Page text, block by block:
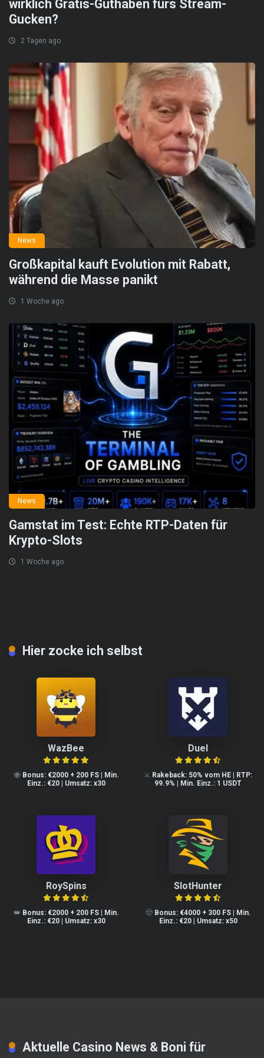
wirklich Gratis-Guthaben fürs Stream-
Gucken?
2 Tagen ago
News
Großkapital kauft Evolution mit Rabatt,
während die Masse panikt
1 Woche ago
News
Gamstat im Test: Echte RTP-Daten für
Krypto-Slots
1 Woche ago
Hier zocke ich selbst
WazBee
🐝 Bonus: €2000 + 200 FS | Min.
Einz.: €20 | Umsatz: x30
Duel
⚔️ Rakeback: 50% vom HE | RTP:
99.9% | Min. Einz.: 1 USDT
RoySpins
👑 Bonus: €2000 + 200 FS | Min.
Einz.: €20 | Umsatz: x30
SlotHunter
🤠 Bonus: €4000 + 300 FS | Min.
Einz.: €20 | Umsatz: x50
Aktuelle Casino News & Boni für